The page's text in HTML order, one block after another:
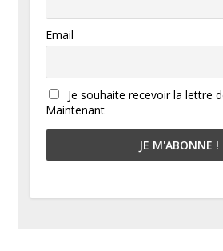
Email
Je souhaite recevoir la lettre
Maintenant